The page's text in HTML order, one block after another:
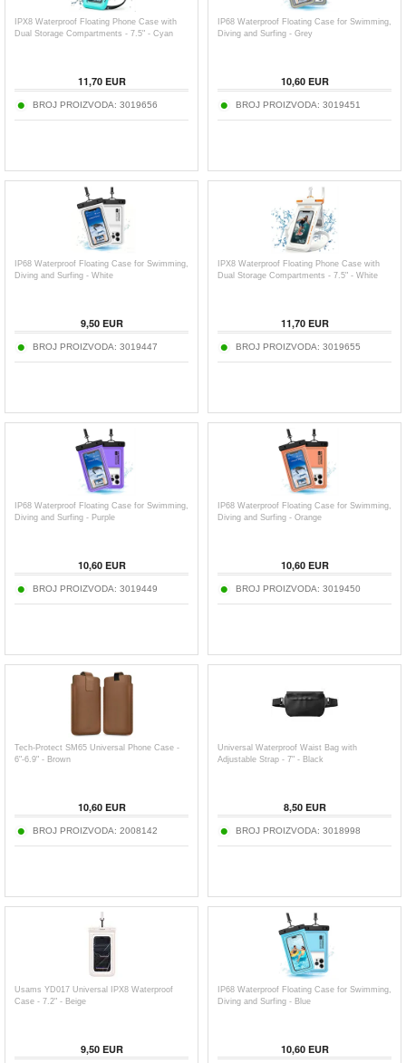
IPX8 Waterproof Floating Phone Case with
Dual Storage Compartments - 7.5" - Cyan
11,70EUR
BROJ PROIZVODA: 3019656
IP68 Waterproof Floating Case for Swimming,
Diving and Surfing - Grey
10,60EUR
BROJ PROIZVODA: 3019451
IP68 Waterproof Floating Case for Swimming,
Diving and Surfing - White
9,50EUR
BROJ PROIZVODA: 3019447
IPX8 Waterproof Floating Phone Case with
Dual Storage Compartments - 7.5" - White
11,70EUR
BROJ PROIZVODA: 3019655
IP68 Waterproof Floating Case for Swimming,
Diving and Surfing - Purple
10,60EUR
BROJ PROIZVODA: 3019449
IP68 Waterproof Floating Case for Swimming,
Diving and Surfing - Orange
10,60EUR
BROJ PROIZVODA: 3019450
Tech-Protect SM65 Universal Phone Case -
6"-6.9" - Brown
10,60EUR
BROJ PROIZVODA: 2008142
Universal Waterproof Waist Bag with
Adjustable Strap - 7" - Black
8,50EUR
BROJ PROIZVODA: 3018998
Usams YD017 Universal IPX8 Waterproof
Case - 7.2" - Beige
9,50EUR
IP68 Waterproof Floating Case for Swimming,
Diving and Surfing - Blue
10,60EUR